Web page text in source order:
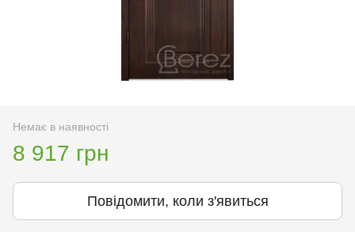
Немає в наявності
8 917 грн
Повідомити, коли з'явиться